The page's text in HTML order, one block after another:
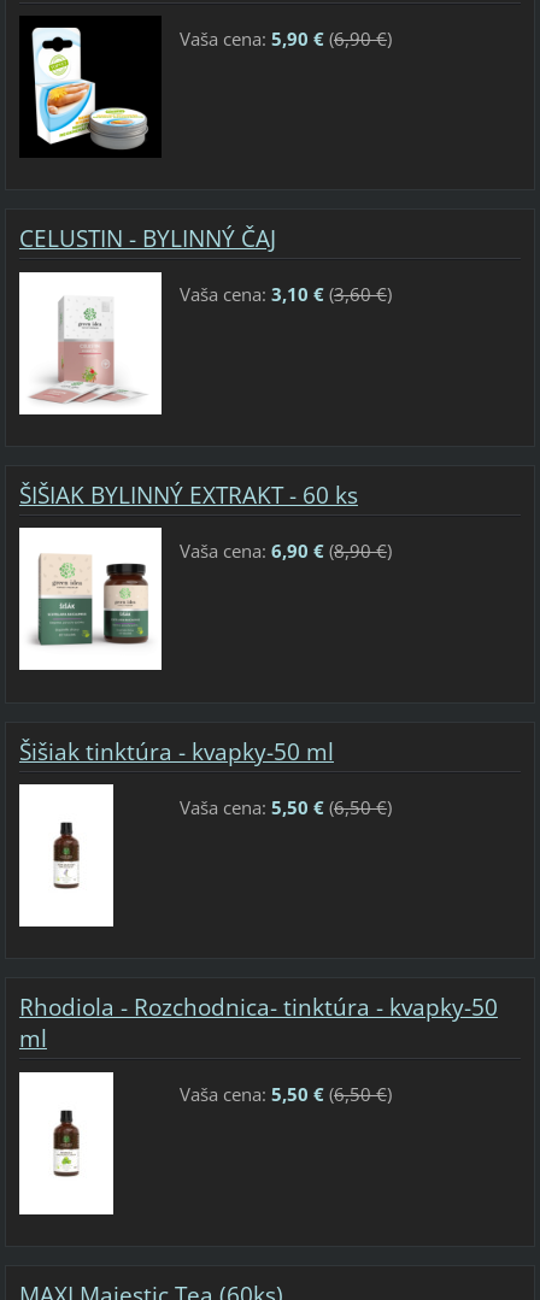
Vaša cena: 5,90 €(6,90 €)
CELUSTIN - BYLINNÝ ČAJ
Vaša cena: 3,10 €(3,60 €)
ŠIŠIAK BYLINNÝ EXTRAKT - 60 ks
Vaša cena: 6,90 €(8,90 €)
Šišiak tinktúra - kvapky-50 ml
Vaša cena: 5,50 €(6,50 €)
Rhodiola - Rozchodnica- tinktúra - kvapky-50
ml
Vaša cena: 5,50 €(6,50 €)